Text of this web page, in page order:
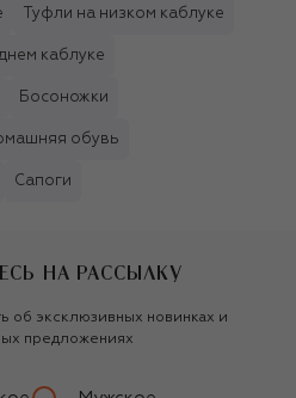
Туфли на низком каблуке
каблуке
Босоножки
обувь
Сапоги
НА РАССЫЛКУ
об эксклюзивных новинках и
предложениях